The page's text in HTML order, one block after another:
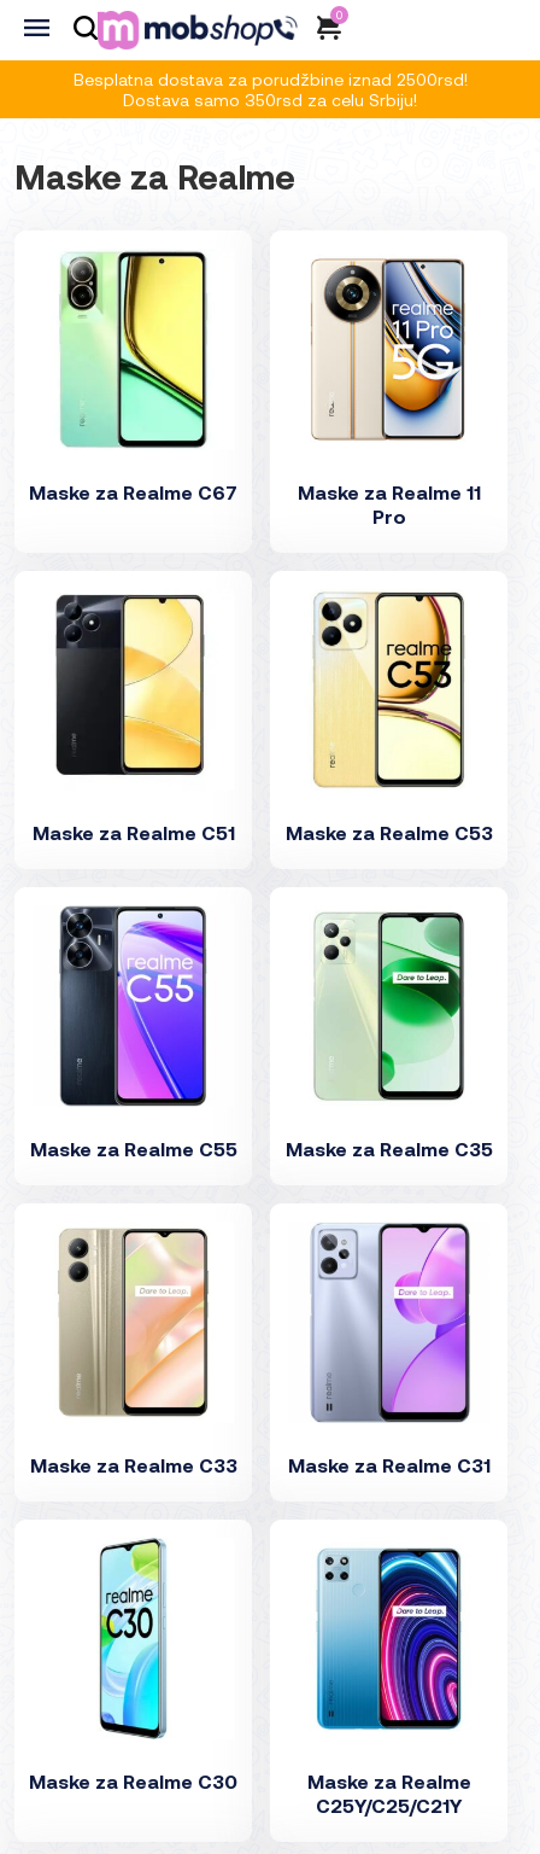
0
Besplatna dostava za porudžbine iznad 2500rsd!
Dostava samo 350rsd za celu Srbiju!
Maske za Realme
Maske za Realme C67
Maske za Realme 11
Pro
Maske za Realme C51 Maske za Realme C53
Maske za Realme C55 Maske za Realme C35
Maske za Realme C33 Maske za Realme C31
Maske za Realme C30
Maske za Realme
C25Y/C25/C21Y